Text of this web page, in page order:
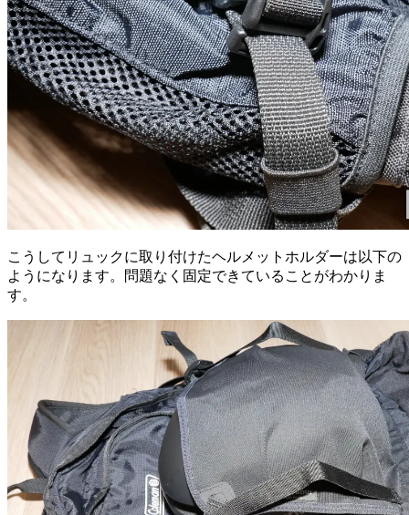
こうしてリュックに取り付けたヘルメットホルダーは以下の
ようになります。問題なく固定できていることがわかりま
す。